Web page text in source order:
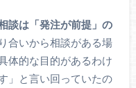
談は「発注が前提」の
合いから相談がある場
体的な目的があるわけ
」と言い回っていたの